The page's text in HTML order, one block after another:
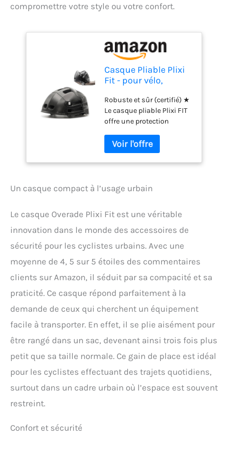
compromettre votre style ou votre confort.
Casque Pliable Plixi
Fit - pour vélo,
onewheel,
Skateboard, e-Bike -
Conforme à la Norme
CE, même Protection
qu'un Casque
Classique - Volume
divisé par 3 Une Fois
Robuste et sûr (certifié) ★
Le casque pliable Plixi FIT
offre une protection
seule norme européenne
pour les casques de vélo,
la norme CE EN1078. De
en ABS lui confère une
robustesse à toute
utilisation quotidienne.
Plus pratique qu'un
Plixi Fit est le casque le
plus compact du marché.
pliage unique et breveté, le
volume du casque est
plié. Il se glisse facilement
dans un petit sac à dos,
CONÇU POUR LES
CYCLISTES URBAINS MAIS
PAS SEULEMENT ★ Que
vous rouliez en vélo de
ville, en vélo à assistance
Un casque compact à l’usage urbain
Le casque Overade Plixi Fit est une véritable
innovation dans le monde des accessoires de
sécurité pour les cyclistes urbains. Avec une
moyenne de 4, 5 sur 5 étoiles des commentaires
clients sur Amazon, il séduit par sa compacité et sa
praticité. Ce casque répond parfaitement à la
demande de ceux qui cherchent un équipement
facile à transporter. En effet, il se plie aisément pour
être rangé dans un sac, devenant ainsi trois fois plus
petit que sa taille normale. Ce gain de place est idéal
pour les cyclistes effectuant des trajets quotidiens,
surtout dans un cadre urbain où l’espace est souvent
restreint.
Confort et sécurité